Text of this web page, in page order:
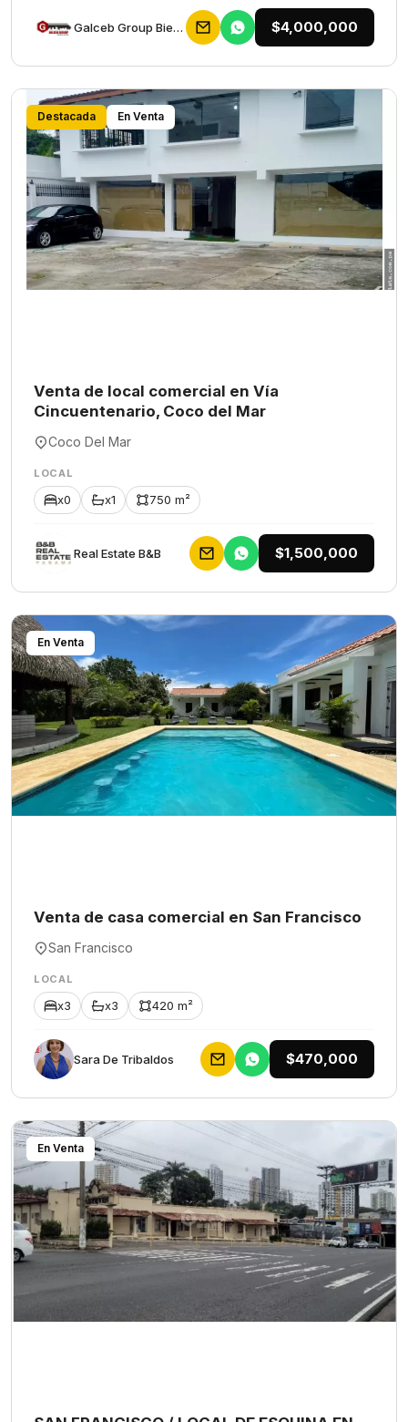
Galceb Group Bienes Raices $4,000,000
Destacada En Venta
Venta de local comercial en Vía
Cincuentenario, Coco del Mar
Coco Del Mar
LOCAL
x0 x1 750 m²
Rеаl Еstаtе В&В $1,500,000
En Venta
Venta de casa comercial en San Francisco
San Francisco
LOCAL
x3 x3 420 m²
Sara De Tribaldos $470,000
En Venta